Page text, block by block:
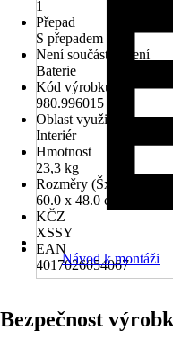
1
Přepad
S přepadem
Není součástí balení
Baterie
Kód výrobku
980.996015
Oblast využití
Interiér
Hmotnost
23,3 kg
Rozměry (ŠxH)
60.0 x 48.0 cm
KČZ
XSSY
EAN
4017026054067
Návod k montáži
Bezpečnost